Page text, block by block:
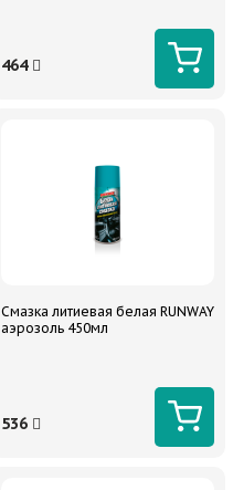
464
Смазка литиевая белая RUNWAY
аэрозоль 450мл
536